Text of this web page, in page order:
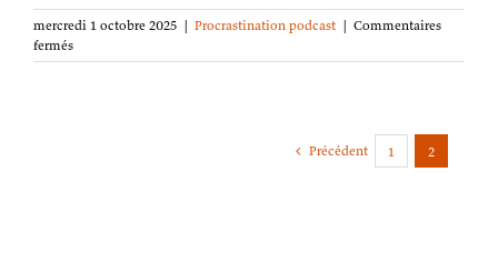
mercredi 1 octobre 2025 | Procrastination podcast | Commentaires
ferméssur
Procrastination
Précédent 1 2